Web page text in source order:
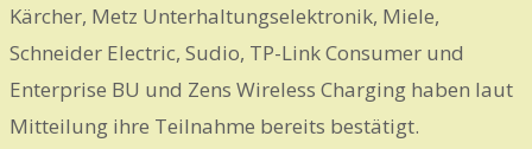
Kärcher, Metz Unterhaltungselektronik, Miele,
Schneider Electric, Sudio, TP-Link Consumer und
Enterprise BU und Zens Wireless Charging haben laut
Mitteilung ihre Teilnahme bereits bestätigt.